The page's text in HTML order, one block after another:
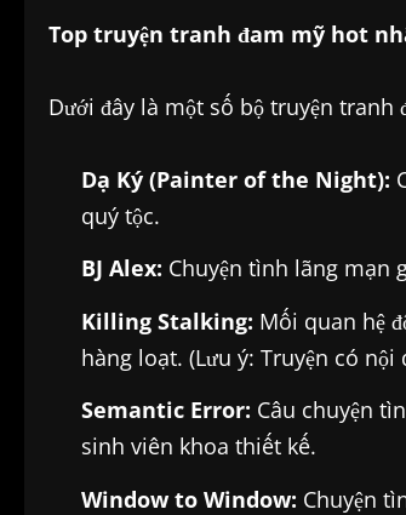
Top truyện tranh đam mỹ hot
Dưới đây là một số bộ truyện tranh
Dạ Ký (Painter of the Night):
quý tộc.
BJ Alex: Chuyện tình lãng mạn
Killing Stalking: Mối quan hệ
hàng loạt. (Lưu ý: Truyện có
Semantic Error: Câu chuyện
sinh viên khoa thiết kế.
Window to Window: Chuyện